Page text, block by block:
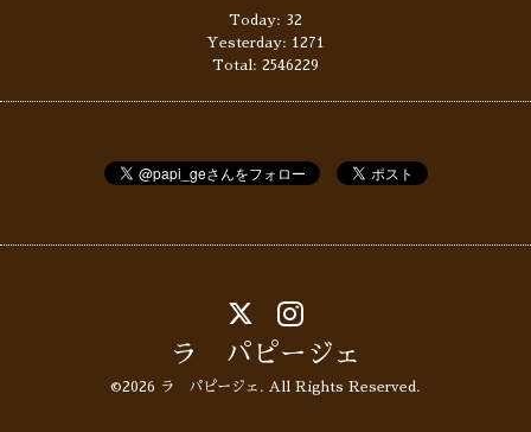
Today: 32
Yesterday: 1271
Total: 2546229
ラ パピージェ
©2026 ラ パピージェ . All Rights Reserved.